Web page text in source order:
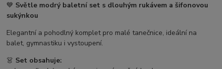
💙 Světle modrý baletní set s dlouhým rukávem a šifonovou
sukýnkou
Elegantní a pohodlný komplet pro malé tanečnice, ideální na
balet, gymnastiku i vystoupení.
👗 Set obsahuje: